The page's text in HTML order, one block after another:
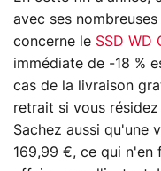
avec ses
concerne le SSD WD
immédiate de -18 %
cas de la livraison
retrait si vous
Sachez aussi qu'une
169,99 €, ce qui n'en